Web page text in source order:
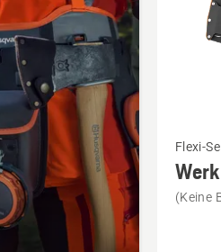
Details
Flexi-
(Keine